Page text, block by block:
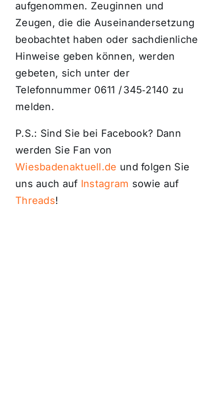
aufgenommen. Zeuginnen und
Zeugen, die die Auseinandersetzung
beobachtet haben oder sachdienliche
Hinweise geben können, werden
gebeten, sich unter der
Telefonnummer 0611 / 345‑2140 zu
melden.
P.S.: Sind Sie bei Facebook? Dann
werden Sie Fan von
Wiesbadenaktuell.de und folgen Sie
uns auch auf Instagram sowie auf
Threads!